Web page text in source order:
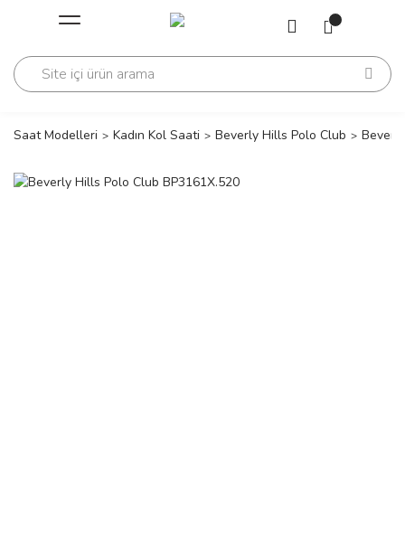
Geri Dön
Geri Dön
Saat Modelleri Kadın Kol Saati Beverly Hills Polo Club